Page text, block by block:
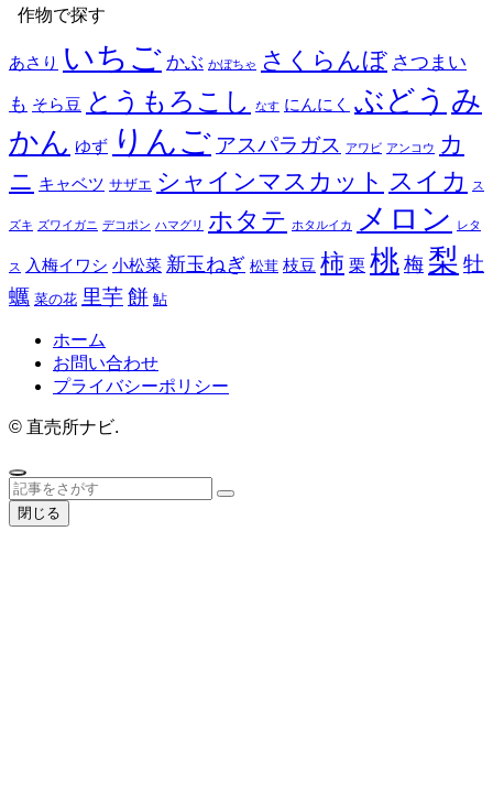
作物で探す
あさり いちご かぶ かぼちゃ さくらんぼ さつまい
も そら豆 とうもろこし なす にんにく ぶどう み
かん ゆず りんご アスパラガス アワビ アンコウ カ
ニ キャベツ サザエ シャインマスカット スイカ ス
ズキ ズワイガニ デコポン ハマグリ ホタテ ホタルイカ メロン レタ
ス 入梅イワシ 小松菜 新玉ねぎ 松茸 枝豆 柿 栗 桃 梅 梨 牡
蠣 菜の花 里芋餅 鮎
ホーム
お問い合わせ
プライバシーポリシー
© 直売所ナビ.
閉じる